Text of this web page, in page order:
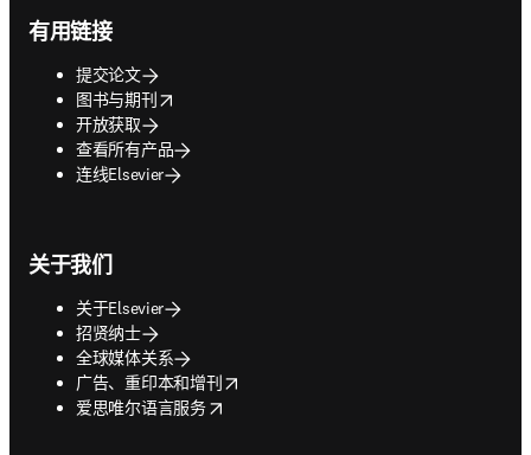
有用链接
提交论文
图书与期刊
opens in new tab/window
开放获取
查看所有产品
连线Elsevier
关于我们
关于Elsevier
招贤纳士
全球媒体关系
广告、重印本和增刊
opens in new tab/window
爱思唯尔语言服务
opens in new tab/window